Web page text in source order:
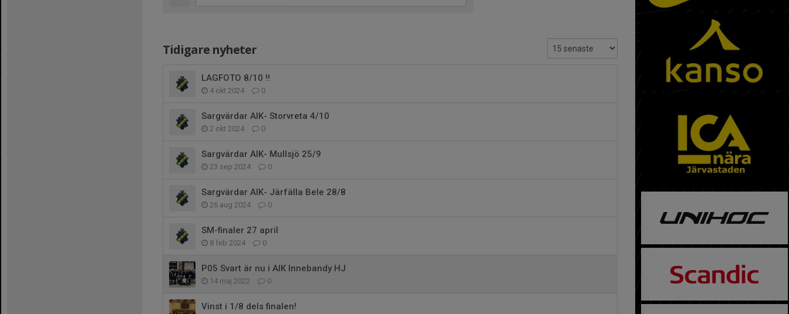
Tidigare nyheter
LAGFOTO 8/10 !!
4 okt 2024 0
Sargvärdar AIK- Storvreta 4/10
2 okt 2024 0
Sargvärdar AIK- Mullsjö 25/9
23 sep 2024 0
Sargvärdar AIK- Järfälla Bele 28/8
26 aug 2024 0
SM-finaler 27 april
8 feb 2024 0
P05 Svart är nu i AIK Innebandy HJ
14 maj 2022 0
Vinst i 1/8 dels finalen!